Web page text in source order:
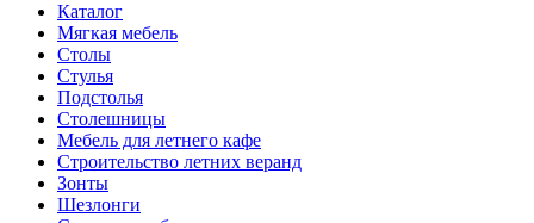
Каталог
Мягкая мебель
Столы
Стулья
Подстолья
Столешницы
Мебель для летнего кафе
Строительство летних веранд
Зонты
Шезлонги